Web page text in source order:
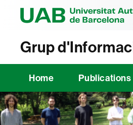
Grup
Home Publications